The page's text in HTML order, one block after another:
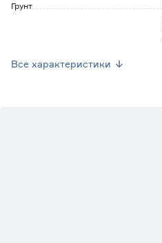
Грунт
Все характеристики